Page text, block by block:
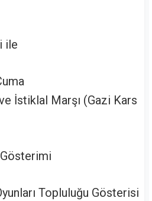
ile
İstiklal Marşı (Gazi Kars
Topluluğu Gösterisi